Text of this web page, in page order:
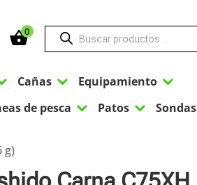
0 Búsqueda
productos
Cañas 3 Equipamiento 3
de pesca 3 Patos 3 Sondas
g)